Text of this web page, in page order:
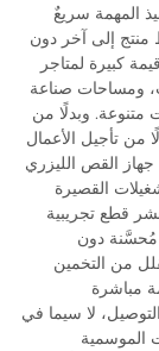
المهمة سريعٌ
منتج إلى آخر دون
كبيرة لمتاجر
ومساحات صناعة
متنوعة. وبدلًا من
من تأجيل الأعمال
القص الليزري
القصيرة
قطع تجريبية
مُحسَّنة دون
من التخمين
مباشرة
لا سيما في
الموسمية